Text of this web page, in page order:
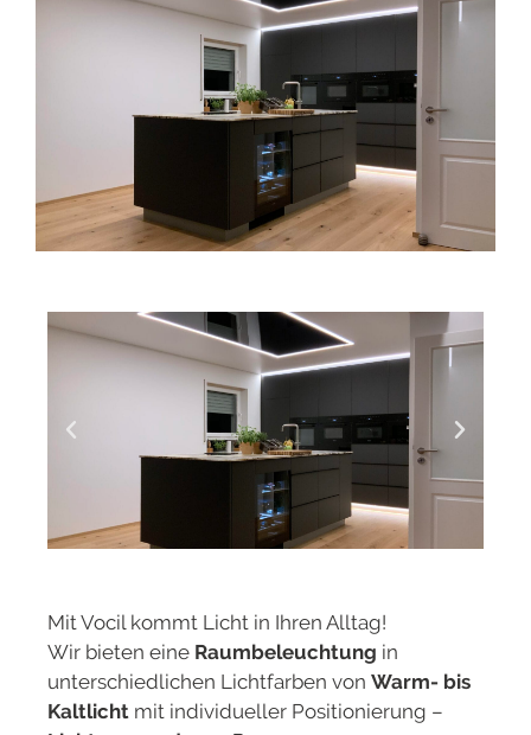
Mit Vocil kommt Licht in Ihren Alltag!
Wir bieten eine Raumbeleuchtung in
unterschiedlichen Lichtfarben von Warm- bis
Kaltlicht mit individueller Positionierung –